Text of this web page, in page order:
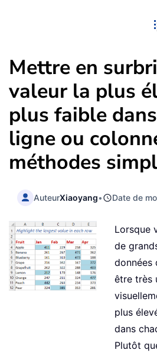
Mettre en
valeur la plus
plus faible
ligne ou
méthodes
AuteurXiaoyang• Date de
Lorsque
de
données
être très
plus
dans
Plutôt